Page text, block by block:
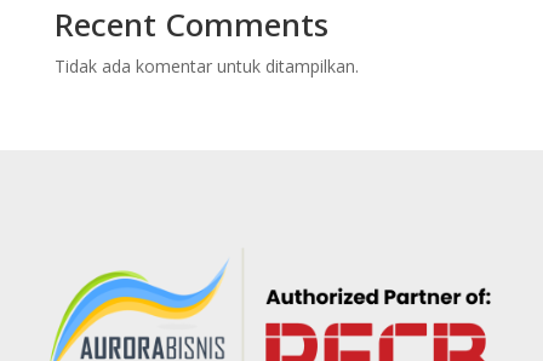
Recent Comments
Tidak ada komentar untuk ditampilkan.